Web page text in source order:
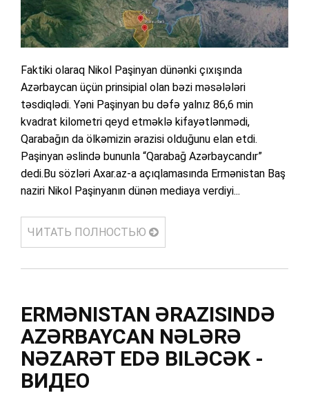
Faktiki olaraq Nikol Paşinyan dünənki çıxışında
Azərbaycan üçün prinsipial olan bəzi məsələləri
təsdiqlədi. Yəni Paşinyan bu dəfə yalnız 86,6 min
kvadrat kilometri qeyd etməklə kifayətlənmədi,
Qarabağın da ölkəmizin ərazisi olduğunu elan etdi.
Paşinyan əslində bununla “Qarabağ Azərbaycandır”
dedi.Bu sözləri Axar.az-a açıqlamasında Ermənistan Baş
naziri Nikol Paşinyanın dünən mediaya verdiyi...
ЧИТАТЬ ПОЛНОСТЬЮ
ERMƏNISTAN ƏRAZISINDƏ
AZƏRBAYCAN NƏLƏRƏ
NƏZARƏT EDƏ BILƏCƏK -
ВИДЕО